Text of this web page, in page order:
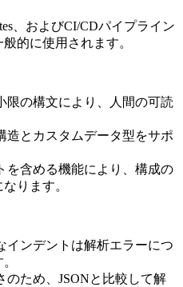
、およびCI/CDパイプライン
的に使用されます。
限の構文により、人間の可読
造とカスタムデータ型をサポ
を含める機能により、構成の
ります。
インデントは解析エラーにつ
のため、JSONと比較して解